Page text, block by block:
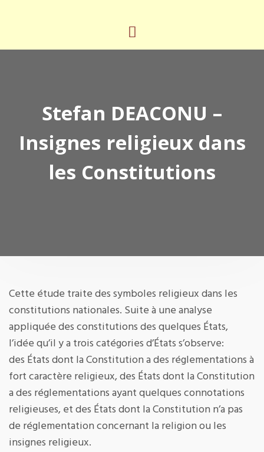
Stefan DEACONU –
Insignes religieux dans
les Constitutions
Cette étude traite des symboles religieux dans les
constitutions nationales. Suite à une analyse
appliquée des constitutions des quelques États,
l’idée qu’il y a trois catégories d’États s’observe:
des États dont la Constitution a des réglementations à
fort caractère religieux, des États dont la Constitution
a des réglementations ayant quelques connotations
religieuses, et des États dont la Constitution n’a pas
de réglementation concernant la religion ou les
insignes religieux.